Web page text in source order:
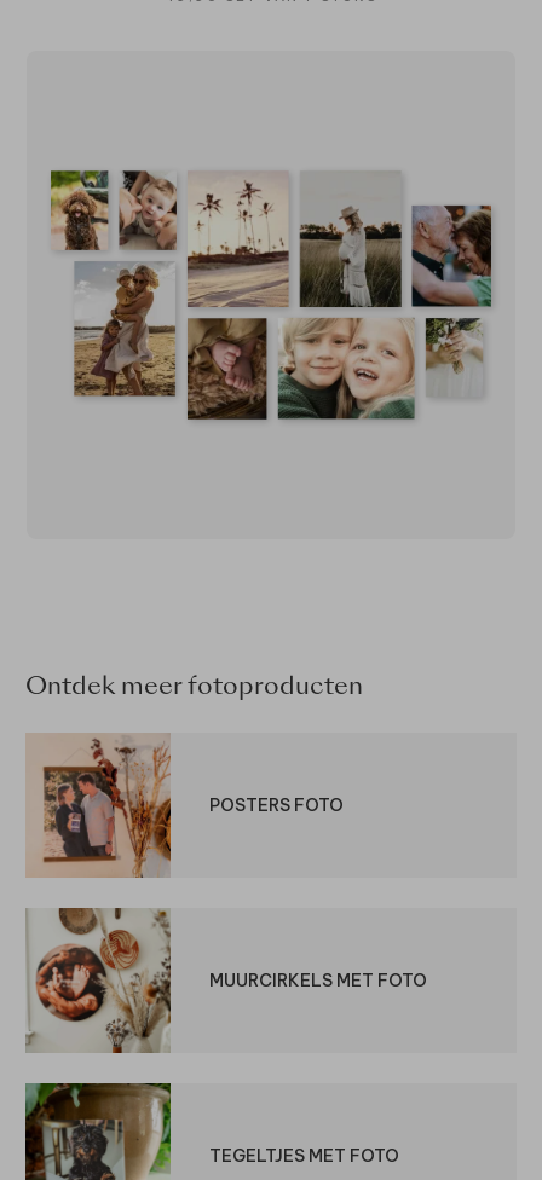
Ontdek meer fotoproducten
POSTERS FOTO
MUURCIRKELS MET FOTO
TEGELTJES MET FOTO